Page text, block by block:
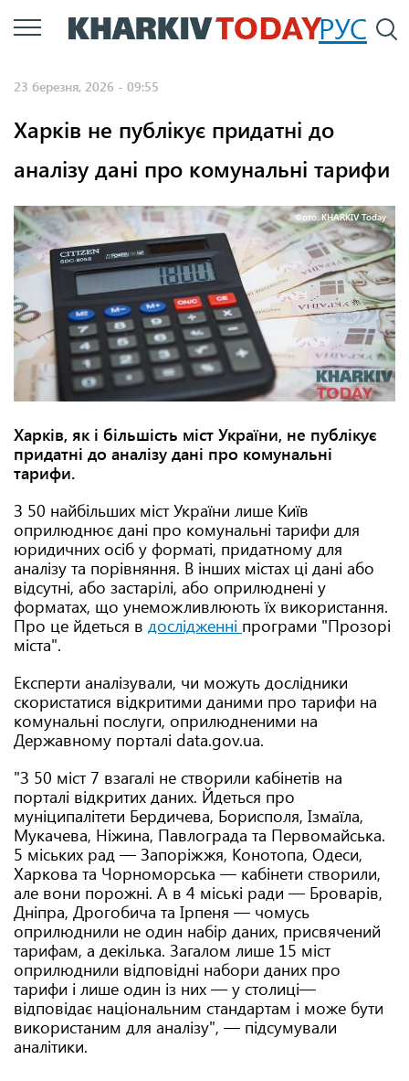
Перейти
до
РУС
23 березня, 2026 - 09:55
Харків не публікує придатні до
аналізу дані про комунальні тарифи
Фото: KHARKIV Today
Харків, як і більшість міст України, не публікує
придатні до аналізу дані про комунальні
тарифи.
З 50 найбільших міст України лише Київ
оприлюднює дані про комунальні тарифи для
юридичних осіб у форматі, придатному для
аналізу та порівняння. В інших містах ці дані або
відсутні, або застарілі, або оприлюднені у
форматах, що унеможливлюють їх використання.
Про це йдеться в дослідженні програми "Прозорі
міста".
Експерти аналізували, чи можуть дослідники
скористатися відкритими даними про тарифи на
комунальні послуги, оприлюдненими на
Державному порталі data.gov.ua.
"З 50 міст 7 взагалі не створили кабінетів на
порталі відкритих даних. Йдеться про
муніципалітети Бердичева, Борисполя, Ізмаїла,
Мукачева, Ніжина, Павлограда та Первомайська.
5 міських рад — Запоріжжя, Конотопа, Одеси,
Харкова та Чорноморська — кабінети створили,
але вони порожні. А в 4 міські ради — Броварів,
Дніпра, Дрогобича та Ірпеня — чомусь
оприлюднили не один набір даних, присвячений
тарифам, а декілька. Загалом лише 15 міст
оприлюднили відповідні набори даних про
тарифи і лише один із них — у столиці—
відповідає національним стандартам і може бути
використаним для аналізу", — підсумували
аналітики.